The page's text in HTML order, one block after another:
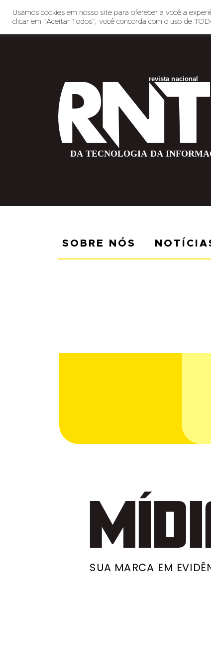
SOBRE NÓS
Usamos cookies em nosso site para oferecer a você a
clicar em “Aceitar Todos”, você concorda com o uso de